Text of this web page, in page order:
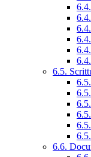
6.5.
6.6.